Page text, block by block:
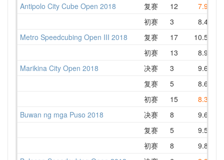
Antipolo City Cube Open 2018
复赛 12 7.98
初赛
3
8.43
Metro Speedcubing Open III 2018
复赛 17 10.54
初赛
13 8.96
Marikina City Open 2018
决赛 3
9.67
复赛
5 8.60
初赛
15 8.34
Buwan ng mga Puso 2018
决赛 8 9.68
复赛
5 9.51
初赛
8 9.82